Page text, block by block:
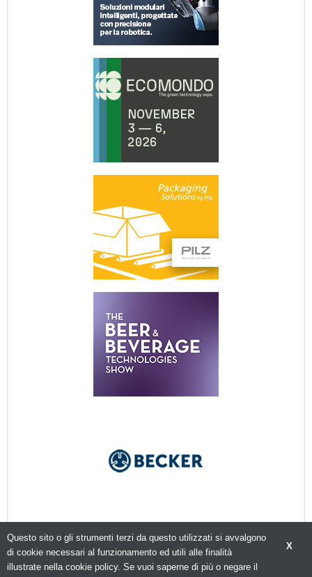
X
Questo sito o gli strumenti terzi da questo utilizzati si avvalgono
di cookie necessari al funzionamento ed utili alle finalità
illustrate nella cookie policy. Se vuoi saperne di più o negare il